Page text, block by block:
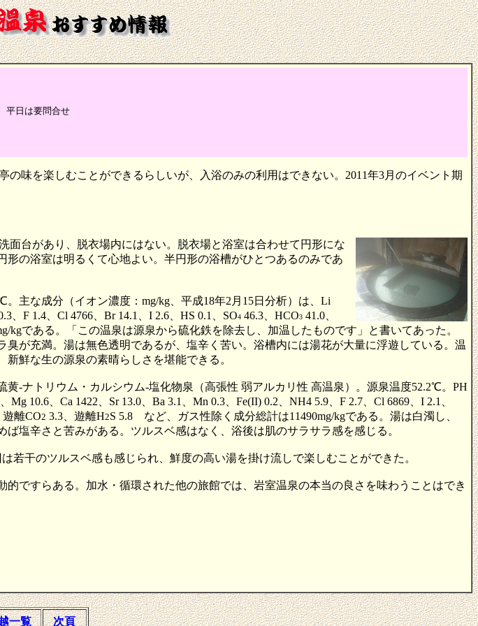
日は要問合せ
味を楽しむことができるらしいが、入浴のみの利用はできない。2011年3月のイベント期
台があり、脱衣場内にはない。脱衣場と浴室は合わせて円形にな
の浴室は明るくて心地よい。半円形の浴槽がひとつあるのみであ
主な成分（イオン濃度：mg/kg、平成18年2月15日分析）は、Li
、F 1.4、Cl 4766、Br 14.1、I 2.6、HS 0.1、SO4 46.3、HCO3 41.0、
kgである。「この温泉は源泉から硫化鉄を除去し、加温したものです」と書いてあった。
が充満。湯は無色透明であるが、塩辛く苦い。浴槽内には湯花が大量に浮遊している。温
鮮な生の源泉の素晴らしさを堪能できる。
-ナトリウム・カルシウム-塩化物泉（高張性 弱アルカリ性 高温泉）。源泉温度52.2℃。PH
10.6、Ca 1422、Sr 13.0、Ba 3.1、Mn 0.3、Fe(II) 0.2、NH4 5.9、F 2.7、Cl 6869、I 2.1、
遊離CO2 3.3、遊離H2S 5.8 など、ガス性除く成分総計は11490mg/kgである。湯は白濁し、
塩辛さと苦みがある。ツルスベ感はなく、浴後は肌のサラサラ感を感じる。
干のツルスベ感も感じられ、鮮度の高い湯を掛け流しで楽しむことができた。
ですらある。加水・循環された他の旅館では、岩室温泉の本当の良さを味わうことはでき
一覧 次頁